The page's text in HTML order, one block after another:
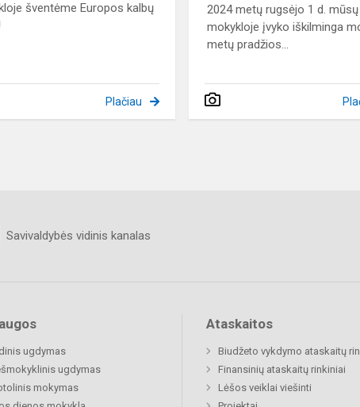
šventėme Europos kalbų
Plačiau
2024 metų rugsėjo 1 d. mūsų
mokykloje įvyko iškilminga
metų pradžios...
Savivaldybės vidinis kanalas
ugdymas
ugdymas
mokymas
Ataskaitos
Biudžeto vykdymo ataskaitų
Finansinių ataskaitų rinkiniai
Lėšos veiklai viešinti